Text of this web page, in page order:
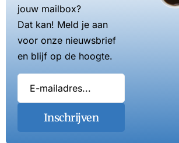
jouw mailbox?
Dat kan! Meld je aan
voor onze nieuwsbrief
en blijf op de hoogte.
Inschrijven